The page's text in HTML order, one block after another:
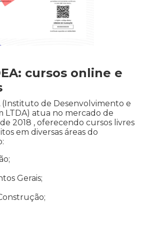
cursos online e
(Instituto de Desenvolvimento e
LTDA) atua no mercado de
2018 , oferecendo cursos livres
em diversas áreas do
Gerais;